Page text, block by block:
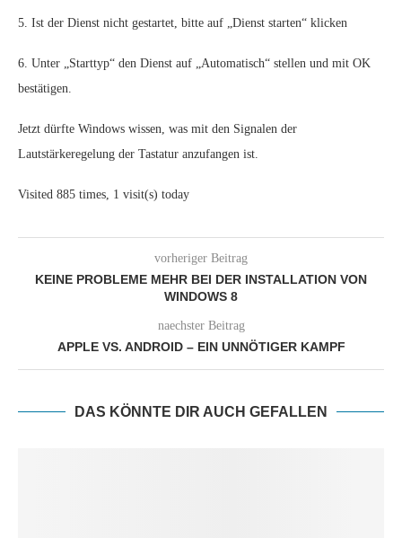
5. Ist der Dienst nicht gestartet, bitte auf „Dienst starten“ klicken
6. Unter „Starttyp“ den Dienst auf „Automatisch“ stellen und mit OK
bestätigen.
Jetzt dürfte Windows wissen, was mit den Signalen der
Lautstärkeregelung der Tastatur anzufangen ist.
Visited 885 times, 1 visit(s) today
vorheriger Beitrag
KEINE PROBLEME MEHR BEI DER INSTALLATION VON
WINDOWS 8
naechster Beitrag
APPLE VS. ANDROID – EIN UNNÖTIGER KAMPF
DAS KÖNNTE DIR AUCH GEFALLEN